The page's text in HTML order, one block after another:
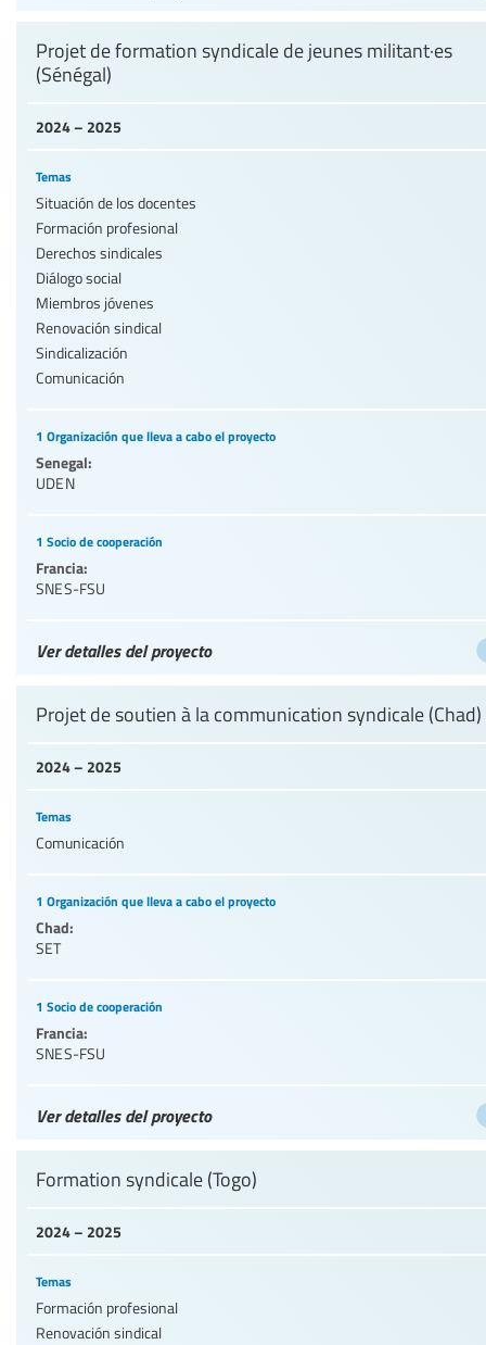
2024 – 2025
Projet de formation syndicale de jeunes militant·es
(Sénégal)
Temas
Situación de los docentes
Formación profesional
Derechos sindicales
Diálogo social
Miembros jóvenes
Renovación sindical
Sindicalización
Comunicación
1 Organización que lleva a cabo el proyecto
Senegal:
UDEN
1 Socio de cooperación
Francia:
SNES-FSU
Ver detalles del proyecto
2024 – 2025
Projet de soutien à la communication syndicale (Chad)
Temas
Comunicación
1 Organización que lleva a cabo el proyecto
Chad:
SET
1 Socio de cooperación
Francia:
SNES-FSU
Ver detalles del proyecto
2024 – 2025
Formation syndicale (Togo)
Temas
Formación profesional
Renovación sindical